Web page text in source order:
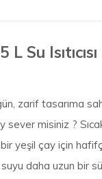
Su
zarif tasarıma
misiniz ?
yeşil çay için
suyu daha uzun bir